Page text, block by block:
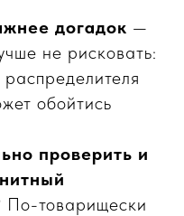
догадок —
не рисковать:
обойтись
проверить и
По-товарищески